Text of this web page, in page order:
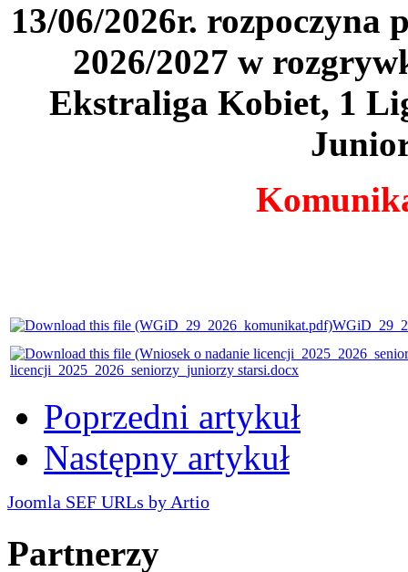
13/06/2026r. rozpoczyna
2026/2027 w
Ekstraliga Kobiet, 1
licencji_2025_2026_seniorzy_juniorzy starsi.docx
Poprzedni artykuł
Następny artykuł
Joomla SEF URLs by Artio
Partnerzy